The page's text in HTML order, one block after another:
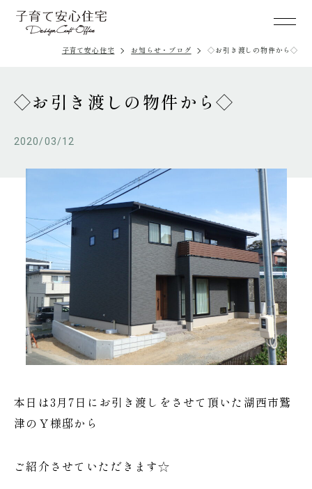
子育て安心住宅 お知らせ・ブログ ◇お引き渡しの物件から◇
◇お引き渡しの物件から◇
2020/03/12
本日は3月7日にお引き渡しをさせて頂いた湖西市鷲
津のＹ様邸から
ご紹介させていただきます☆